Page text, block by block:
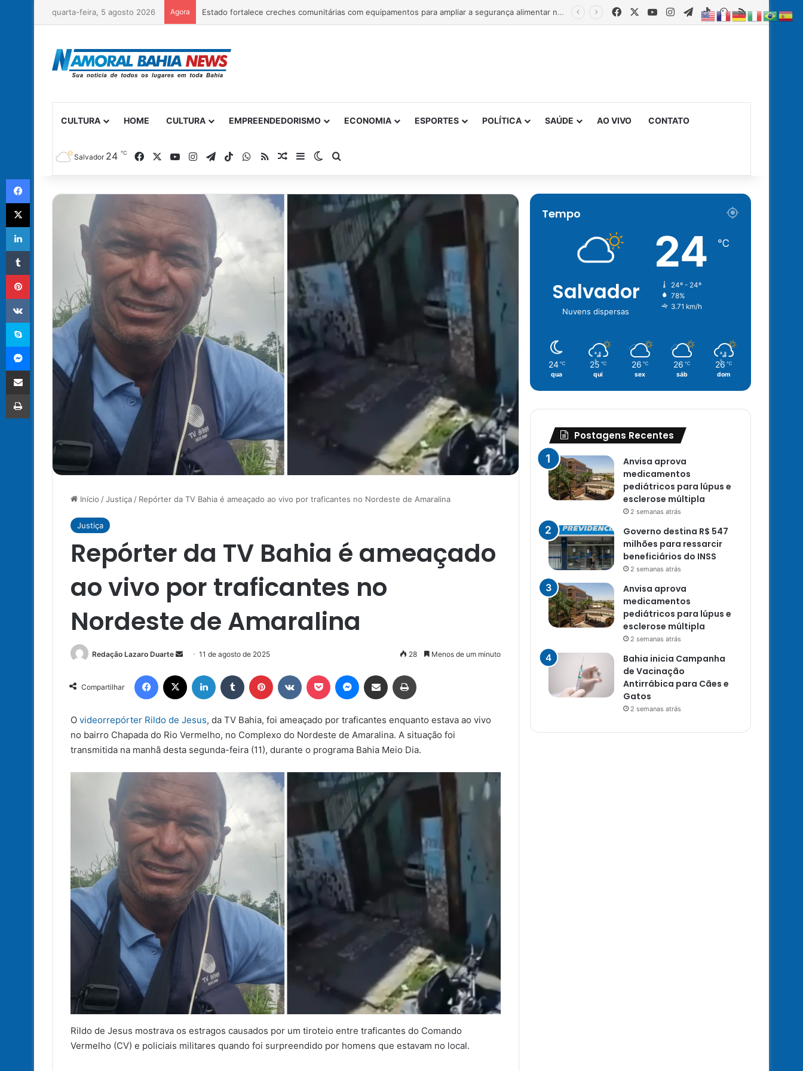
quarta-feira, 5 agosto 2026 Agora Estado fortalece creches comunitárias com equipamentos para ampliar a segurança alimentar na primeira infância FacebookYouTubeInstagram
Telegram
TikTokWhatsApp
RSS
CULTURA HOME CULTURA EMPREENDEDORISMO ECONOMIA ESPORTES POLÍTICA SAÚDE AO VIVO CONTATO
Salvador 24 ℃ FacebookYouTubeInstagram
TelegramTikTokWhatsApp
RSSArtigo Aleatório
Barra Lateral
Switch skin
Procurar por
Início /Justiça / Repórter da TV Bahia é ameaçado ao vivo por traficantes no Nordeste de Amaralina
Justiça
Repórter da TV Bahia é ameaçado
ao vivo por traficantes no
Nordeste de Amaralina
Redação Lazaro Duarte
Mande
e-
mail
11 de agosto de 2025 28 Menos de um minuto
Compartilhar
Facebook Linkedin Tumblr Pinterest Pocket Messenger
Compartilhar via e-mail
O videorrepórter Rildo de Jesus, da TV Bahia, foi ameaçado por traficantes enquanto estava ao vivo
no bairro Chapada do Rio Vermelho, no Complexo do Nordeste de Amaralina. A situação foi
transmitida na manhã desta segunda-feira (11), durante o programa Bahia Meio Dia.
Rildo de Jesus mostrava os estragos causados por um tiroteio entre traficantes do Comando
Vermelho (CV) e policiais militares quando foi surpreendido por homens que estavam no local.
Tempo
Salvador
Nuvens dispersas
24 ℃
24º - 24º
78%
3.71 km/h
24 ℃
qua
25 ℃
qui
26 ℃
sex
26 ℃
sáb
26 ℃
dom
Postagens Recentes
Anvisa aprova
medicamentos
pediátricos para lúpus e
esclerose múltipla
2 semanas atrás
Governo destina R$ 547
milhões para ressarcir
beneficiários do INSS
2 semanas atrás
Anvisa aprova
medicamentos
pediátricos para lúpus e
esclerose múltipla
2 semanas atrás
Bahia inicia Campanha
de Vacinação
Antirrábica para Cães e
Gatos
2 semanas atrás
Facebook
X
Linkedin
Tumblr
Pinterest
VK
Skype
Messenger
Compartilhar via e-mail